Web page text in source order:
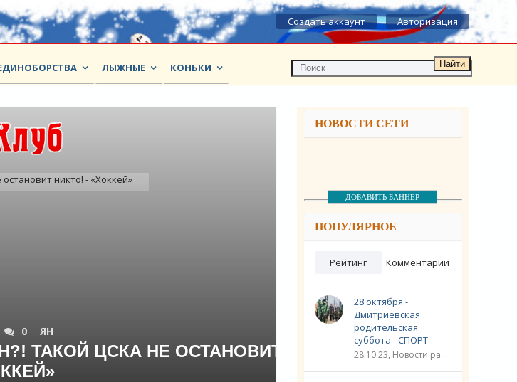
Создать аккаунт Авторизация
ЛЫЖНЫЕ КОНЬКИ Найти
0 ЯН
ТАКОЙ ЦСКА НЕ ОСТАНОВИТ
НОВОСТИ СЕТИ
ДОБАВИТЬ БАННЕР
ПОПУЛЯРНОЕ
Рейтинг Комментарии
28 октября -
Дмитриевская
родительская
суббота - СПОРТ
28.10.23, Новости разное / Плавание / Спорт